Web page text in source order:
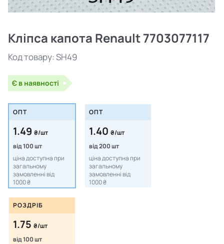
Кліпса капота Renault 7703077117
Код товару:SH49
Є в наявності
ОПТ
1.49 ₴/шт
від 100 шт
ціна доступна при
загальному
замовленні від
1000 ₴
ОПТ
1.40 ₴/шт
від 200 шт
ціна доступна при
загальному
замовленні від
1000 ₴
РОЗДРІБ
1.75 ₴/шт
від 100 шт